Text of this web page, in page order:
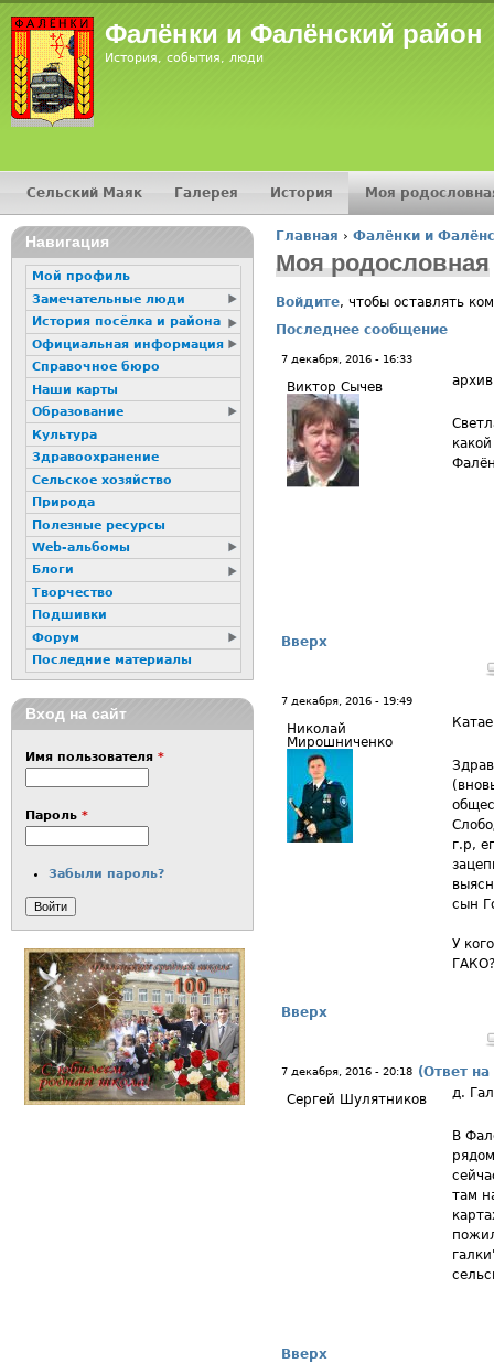
Фалёнки и Фалёнский район
История, события, люди
Вы здесь
Главная › Фалёнки и
Моя родословная
Войдите, чтобы оставлять
Последнее сообщение
7 декабря, 2016 - 16:33
Виктор Сычев
Вверх
7 декабря, 2016 - 19:49
Николай
Мирошниченко
г.р,
сын
У
ГАКО?
Вверх
7 декабря, 2016 - 20:18 (Ответ
Сергей Шулятников
д.
В
там
Вверх
Главное меню
Сельский Маяк Галерея История Моя
16+
Навигация
Мой профиль
Замечательные люди
История посёлка и района
Официальная информация
Справочное бюро
Наши карты
Образование
Культура
Здравоохранение
Сельское хозяйство
Природа
Полезные ресурсы
Web-альбомы
Блоги
Творчество
Подшивки
Форум
Последние материалы
Вход на сайт
Имя пользователя *
Пароль *
Забыли пароль?